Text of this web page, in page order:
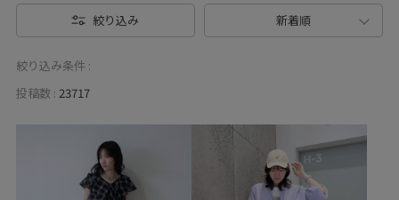
絞り込み 新着順
絞り込み条件 :
投稿数 : 23717